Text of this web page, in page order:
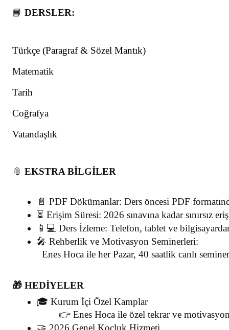
📘 DERSLER:
Türkçe (Paragraf & Sözel Mantık)
Matematik
Tarih
Coğrafya
Vatandaşlık
📎 EKSTRA BİLGİLER
📄 PDF Dökümanlar: Ders öncesi PDF
⏳ Erişim Süresi: 2026 sınavına kadar sınırsız
📱💻 Ders İzleme: Telefon, tablet ve
🎤 Rehberlik ve Motivasyon Seminerleri:
Enes Hoca ile her Pazar, 40 saatlik canlı
🎁 HEDİYELER
🎓 Kurum İçi Özel Kamplar
👉 Enes Hoca ile özel tekrar ve motivasyon
🤝 2026 Genel Koçluk Hizmeti